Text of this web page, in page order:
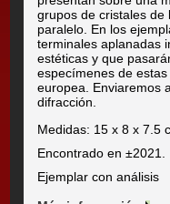
grupos de cristales
paralelo. En los
terminales aplanadas
estéticas y que
especímenes de
europea. Enviaremos
difracción.
Medidas: 15 x 8 x 7.5
Encontrado en ±2021.
Ejemplar con análisis